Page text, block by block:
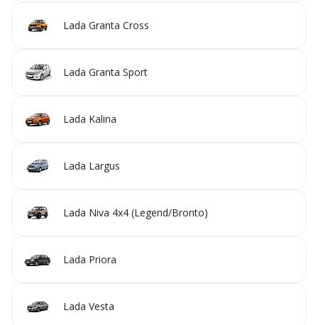
Lada Granta Cross
Lada Granta Sport
Lada Kalina
Lada Largus
Lada Niva 4x4 (Legend/Bronto)
Lada Priora
Lada Vesta